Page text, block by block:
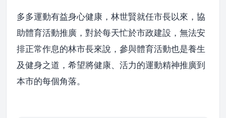
多多運動有益身心健康，林世賢就任市長以來，協
助體育活動推廣，對於每天忙於市政建設，無法安
排正常作息的林市長來說，參與體育活動也是養生
及健身之道，希望將健康、活力的運動精神推廣到
本市的每個角落。